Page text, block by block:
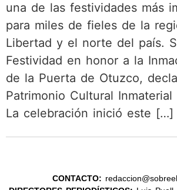
una de las festividades más
para miles de fieles de la
Libertad y el norte del país.
Festividad en honor a la
de la Puerta de Otuzco,
Patrimonio Cultural
La celebración inició este […]
CONTACTO: